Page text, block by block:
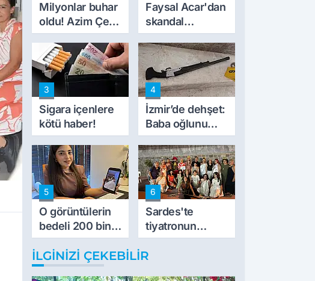
Milyonlar buhar
oldu! Azim Çelik
inşaat mağduru
ilk kez konuştu
Faysal Acar'dan
skandal
açıklamalar:
'Haluk Levent
peynircilerimizi
de kıskaca aldı,
müdahale ettik'
3
Sigara içenlere
kötü haber!
4
İzmir’de dehşet:
Baba oğlunu
vurdu
5
O görüntülerin
bedeli 200 bin
TL
6
Sardes'te
tiyatronun
imece ruhu
binlerce yıllık
İLGINIZI ÇEKEBILIR